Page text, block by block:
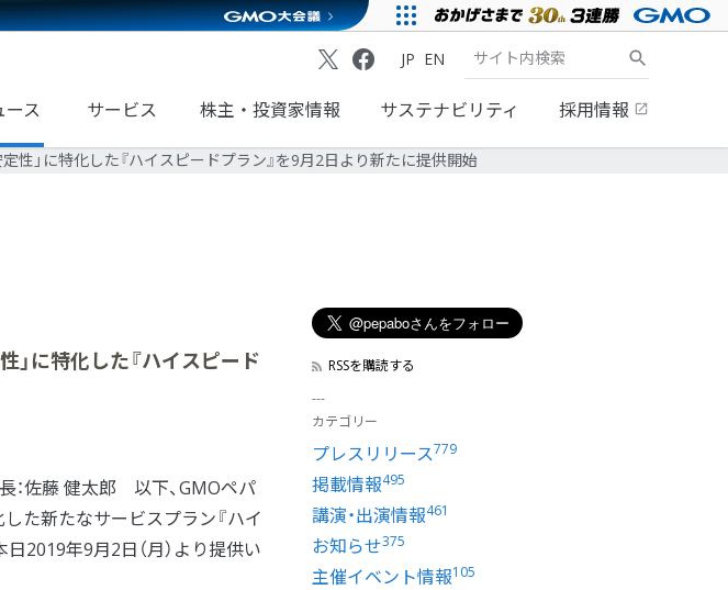
ース サービス 株主・投資家情報 サステナビリティ 採用情報
JP EN
定性」に特化した『ハイスピードプラン』を9月2日より新たに提供開始
」に特化した『ハイスピード
：佐藤 健太郎 以下、GMOペパ
した新たなサービスプラン『ハイ
日2019年9月2日（月）より提供い
RSSを購読する
カテゴリー
プレスリリース779
掲載情報495
講演・出演情報461
お知らせ375
主催イベント情報105